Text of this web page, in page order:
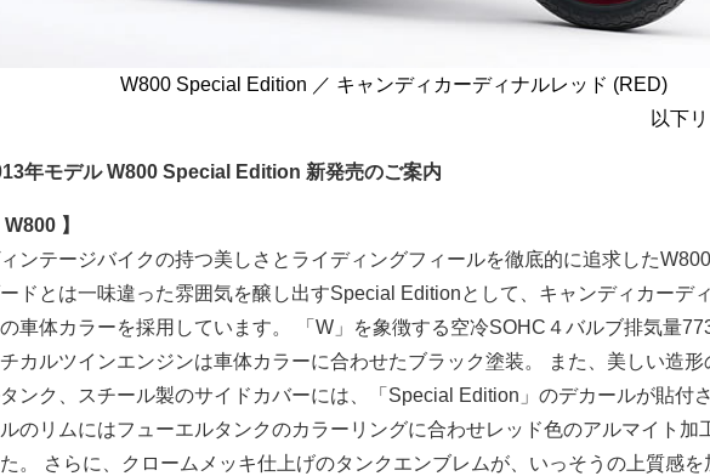
W800 Special Edition ／ キャンディカーディナルレッド (RED)
以下
年モデル W800 Special Edition 新発売のご案内
W800 】
ンテージバイクの持つ美しさとライディングフィールを徹底的に追求した
ドとは一味違った雰囲気を醸し出すSpecial Editionとして、キャンディカーデ
の車体カラーを採用しています。 「W」を象徴する空冷SOHC４バルブ排気量
カルツインエンジンは車体カラーに合わせたブラック塗装。 また、美しい造形
ンク、スチール製のサイドカバーには、「Special Edition」のデカールが貼付
のリムにはフューエルタンクのカラーリングに合わせレッド色のアルマイト加
た。 さらに、クロームメッキ仕上げのタンクエンブレムが、いっそうの上質感を